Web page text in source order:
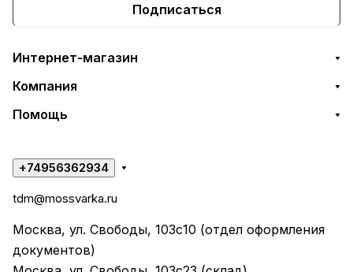
Подписаться
Интернет-магазин
Компания
Помощь
+74956362934
tdm@mossvarka.ru
Москва, ул. Свободы, 103с10 (отдел оформления
документов)